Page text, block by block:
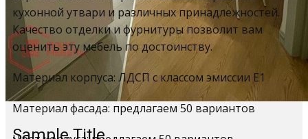
Sample Title
кухонной утвари и различных принадлежностей.
Качество отделки и фурнитуры позволит вам
оценить эту мебель по достоинству.
Материал корпуса: ЛДСП с классом эмиссии Е1
Материал фасада: предлагаем 50 вариантов